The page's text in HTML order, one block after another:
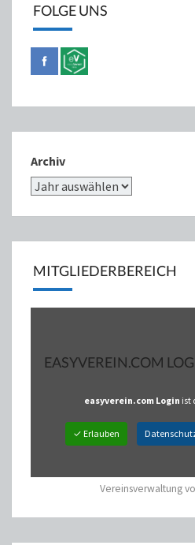
FOLGE UNS
Archiv
MITGLIEDERBEREICH
EASYVEREIN.COM
easyverein.com Login ist
✓ Erlauben
Vereinsverwaltung